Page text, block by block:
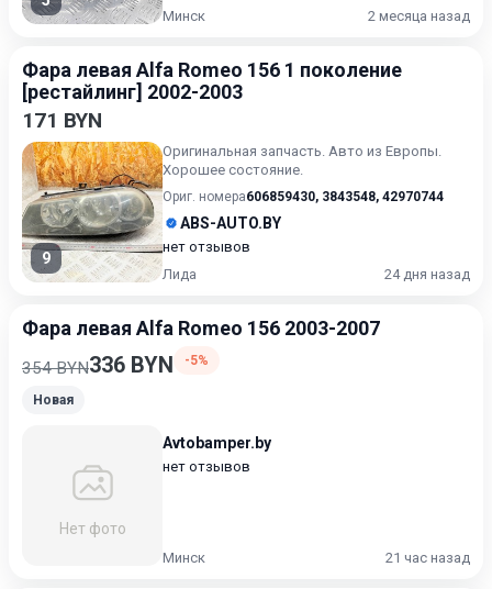
Минск 2 месяца назад
Фара левая Alfa Romeo 156 1 поколение
[рестайлинг] 2002-2003
171 BYN
9
Оригинальная запчасть. Авто из Европы.
Хорошее состояние.
Ориг. номера606859430, 3843548, 42970744
ABS-AUTO.BY
нет отзывов
Лида
24 дня назад
Фара левая Alfa Romeo 156 2003-2007
354 BYN336 BYN -5%
Новая
Нет фото
Avtobamper.by
нет отзывов
Минск 21 час назад